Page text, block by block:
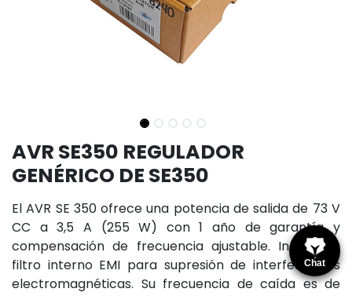
AVR SE350 REGULADOR
GENÉRICO DE SE350
El AVR SE 350 ofrece una potencia de salida de 73 V
CC a 3,5 A (255 W) con 1 año de garantía y
compensación de frecuencia ajustable. Incorpora
filtro interno EMI para supresión de interferencias
electromagnéticas. Su frecuencia de caída es de
Chat